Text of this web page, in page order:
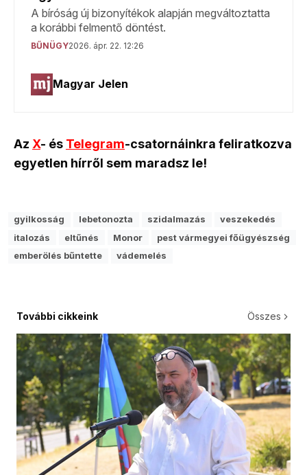
Az X- és Telegram-csatornáinkra feliratkozva
egyetlen hírről sem maradsz le!
gyilkosság lebetonozta szidalmazás
veszekedés
italozás
eltűnés Monor
pest vármegyei főügyészség
emberölés bűntette
vádemelés
További cikkeink Összes